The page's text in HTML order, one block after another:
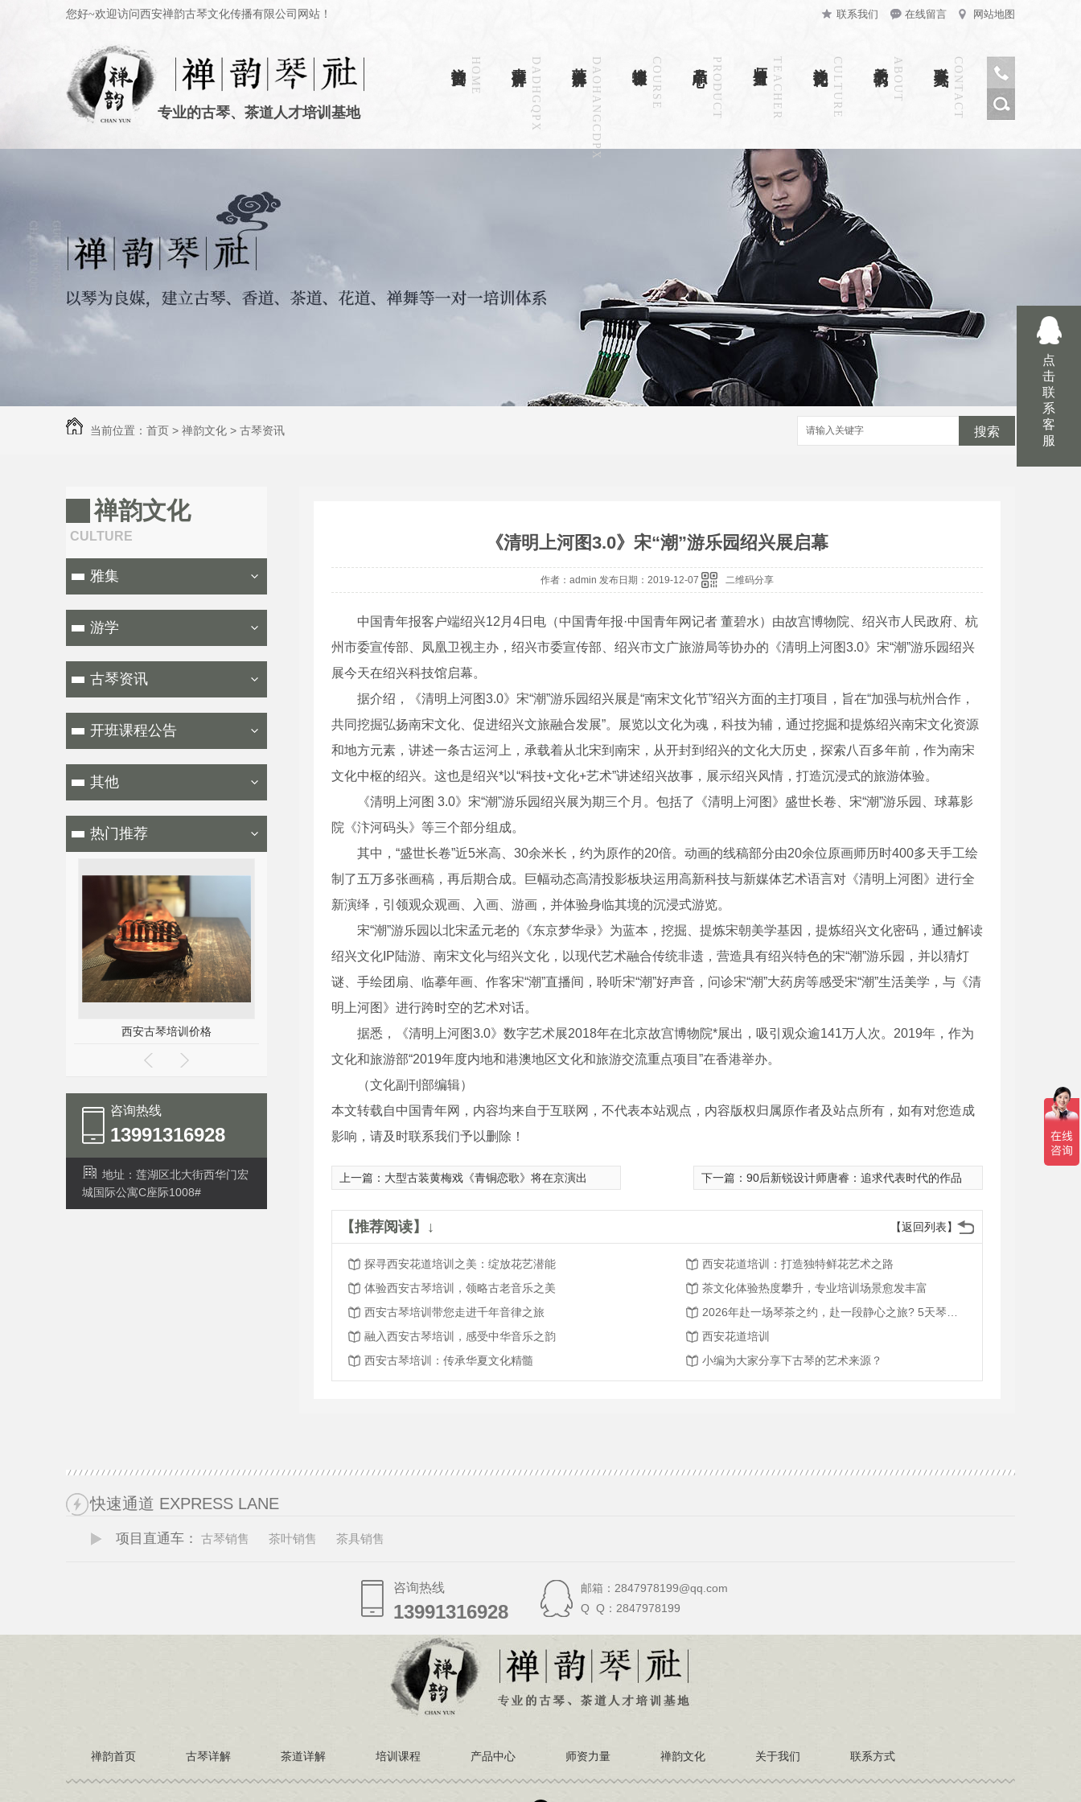
您好~欢迎访问西安禅韵古琴文化传播有限公司网站！ 联系我们 在线留言 网站地图
专业的古琴、茶道人才培训基地
HOME DADHGQPX DAOHANGCDPX COURSE PRODUCT TEACHER CULTURE ABOUT CONTACT
当前位置： 首页 > 禅韵文化 > 古琴资讯 搜索
禅韵文化
CULTURE
雅集
游学
古琴资讯
开班课程公告
其他
热门推荐
西安茶具销售 西安茶叶销售
咨询热线
13991316928
地址：莲湖区北大街西华门宏
城国际公寓C座际1008#
《清明上河图3.0》宋“潮”游乐园绍兴展启幕
作者：admin 发布日期：2019-12-07 二维码分享
中国青年报客户端绍兴12月4日电（中国青年报·中国青年网记者 董碧水）由故宫博物院、绍兴市人民政府、杭
州市委宣传部、凤凰卫视主办，绍兴市委宣传部、绍兴市文广旅游局等协办的《清明上河图3.0》宋“潮”游乐园绍兴
展今天在绍兴科技馆启幕。
据介绍，《清明上河图3.0》宋“潮”游乐园绍兴展是“南宋文化节”绍兴方面的主打项目，旨在“加强与杭州合作，
共同挖掘弘扬南宋文化、促进绍兴文旅融合发展”。展览以文化为魂，科技为辅，通过挖掘和提炼绍兴南宋文化资源
和地方元素，讲述一条古运河上，承载着从北宋到南宋，从开封到绍兴的文化大历史，探索八百多年前，作为南宋
文化中枢的绍兴。这也是绍兴*以“科技+文化+艺术”讲述绍兴故事，展示绍兴风情，打造沉浸式的旅游体验。
《清明上河图 3.0》宋“潮”游乐园绍兴展为期三个月。包括了《清明上河图》盛世长卷、宋“潮”游乐园、球幕影
院《汴河码头》等三个部分组成。
其中，“盛世长卷”近5米高、30余米长，约为原作的20倍。动画的线稿部分由20余位原画师历时400多天手工绘
制了五万多张画稿，再后期合成。巨幅动态高清投影板块运用高新科技与新媒体艺术语言对《清明上河图》进行全
新演绎，引领观众观画、入画、游画，并体验身临其境的沉浸式游览。
宋“潮”游乐园以北宋孟元老的《东京梦华录》为蓝本，挖掘、提炼宋朝美学基因，提炼绍兴文化密码，通过解读
绍兴文化IP陆游、南宋文化与绍兴文化，以现代艺术融合传统非遗，营造具有绍兴特色的宋“潮”游乐园，并以猜灯
谜、手绘团扇、临摹年画、作客宋“潮”直播间，聆听宋“潮”好声音，问诊宋“潮”大药房等感受宋“潮”生活美学，与《清
明上河图》进行跨时空的艺术对话。
据悉，《清明上河图3.0》数字艺术展2018年在北京故宫博物院*展出，吸引观众逾141万人次。2019年，作为
文化和旅游部“2019年度内地和港澳地区文化和旅游交流重点项目”在香港举办。
（文化副刊部编辑）
本文转载自中国青年网，内容均来自于互联网，不代表本站观点，内容版权归属原作者及站点所有，如有对您造成
影响，请及时联系我们予以删除！
上一篇： 大型古装黄梅戏《青铜恋歌》将在京演出 下一篇： 90后新锐设计师唐睿：追求代表时代的作品
【返回列表】
【推荐阅读】↓
探寻西安花道培训之美：绽放花艺潜能
西安花道培训：打造独特鲜花艺术之路
体验西安古琴培训，领略古老音乐之美
茶文化体验热度攀升，专业培训场景愈发丰富
西安古琴培训带您走进千年音律之旅
融入西安古琴培训，感受中华音乐之韵
西安花道培训
西安古琴培训：传承华夏文化精髓
小编为大家分享下古琴的艺术来源？
快速通道 EXPRESS LANE
项目直通车： 古琴销售 茶叶销售 茶具销售
咨询热线
13991316928
13991316928
邮箱：2847978199@qq.com
Q Q：2847978199
禅韵首页 古琴详解 茶道详解 培训课程 产品中心 师资力量 禅韵文化 关于我们 联系方式
点
击
联
系
客
服